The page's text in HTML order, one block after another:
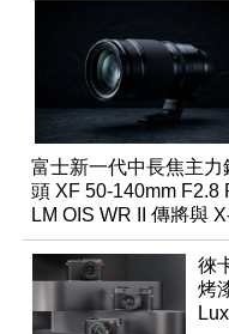
富士新一代中長焦主力
頭 XF 50-140mm F2.8
LM OIS WR II 傳將與
同步亮相
徠
烤